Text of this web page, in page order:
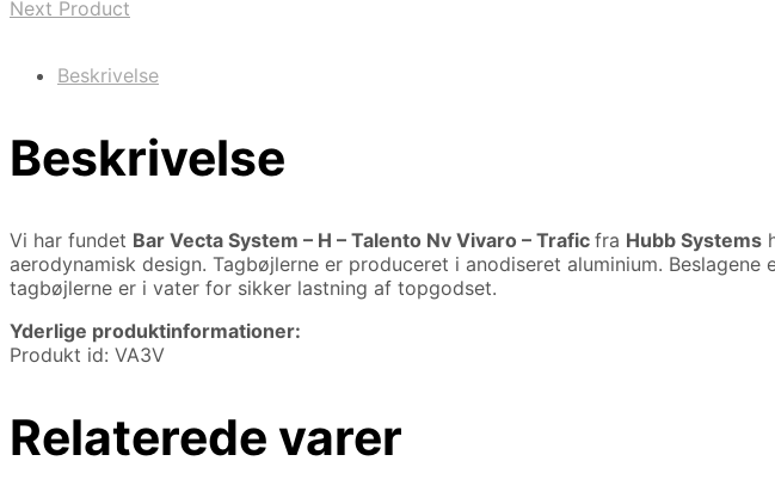
Next Product
Beskrivelse
Beskrivelse
Vi har fundet Bar Vecta System – H – Talento Nv Vivaro – Trafic fra Hubb Systems
aerodynamisk design. Tagbøjlerne er produceret i anodiseret aluminium.
tagbøjlerne er i vater for sikker lastning af topgodset.
Yderlige produktinformationer:
Produkt id: VA3V
Relaterede varer